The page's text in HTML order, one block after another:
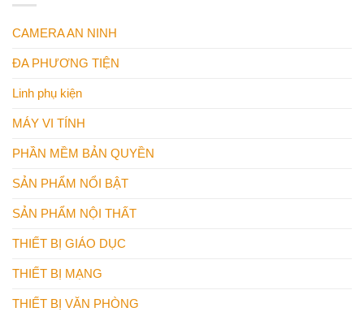
CAMERA AN NINH
ĐA PHƯƠNG TIỆN
Linh phụ kiện
MÁY VI TÍNH
PHẦN MỀM BẢN QUYỀN
SẢN PHẨM NỔI BẬT
SẢN PHẨM NỘI THẤT
THIẾT BỊ GIÁO DỤC
THIẾT BỊ MẠNG
THIẾT BỊ VĂN PHÒNG